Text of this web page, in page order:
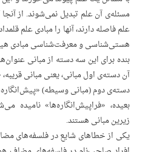
مسئله‌ی آن علم تبدیل نمی‌شوند. از
علم فاصله دارند، آنها را مبادی علم
هستی‌شناسی و معرفت‌شناسی مبادی
بنده برای این سه دسته از مبانی
آن دسته‌ی اول مبانی، یعنی مبانی
دسته‌ی دوم (مبانی وسیطه)
بعیده، «فراپیش‌انگاره‌ها»‌ نامیده
زیرین مبانی هستند.
یکی از خطاهای شایع در فلسفه‌های